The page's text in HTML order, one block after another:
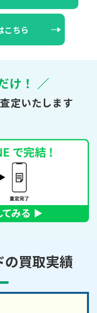
こちら
け！ ／
定いたします
の買取実績